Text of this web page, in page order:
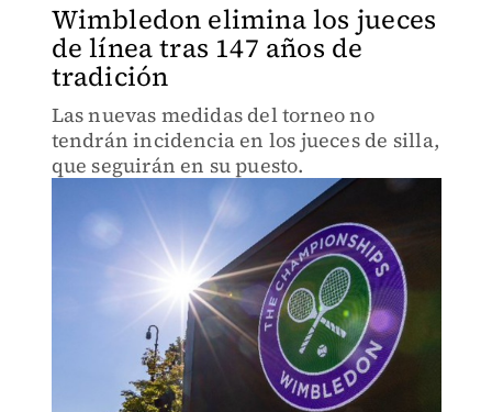
Wimbledon elimina los jueces
de línea tras 147 años de
tradición
Las nuevas medidas del torneo no
tendrán incidencia en los jueces de silla,
que seguirán en su puesto.